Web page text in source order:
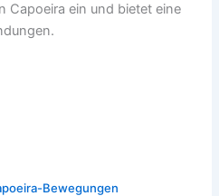
Capoeira ein und bietet eine
Bewegungen